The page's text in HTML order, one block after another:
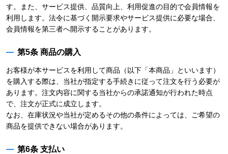
す。また、サービス提供、品質向上、利用促進の目的で会員情報を
利用します。法令に基づく開示要求やサービス提供に必要な場合、
会員情報を第三者へ開示することがあります。
第5条 商品の購入
お客様が本サービスを利用して商品（以下「本商品」といいます）
を購入する際は、当社が指定する手続きに従って注文を行う必要が
あります。注文内容に関する当社からの承諾通知が行われた時点
で、注文が正式に成立します。
なお、在庫状況や当社が定めるその他の条件によっては、ご希望の
商品を提供できない場合があります。
第6条 支払い